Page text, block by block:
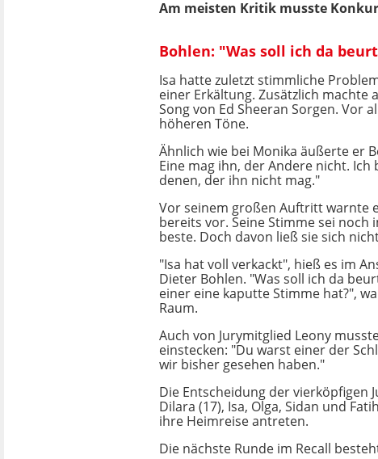
Am meisten Kritik musste
Bohlen: "Was soll ich da
Isa hatte zuletzt stimmliche
einer Erkältung. Zusätzlich machte
Song von Ed Sheeran Sorgen. Vor
höheren Töne.
Ähnlich wie bei Monika äußerte er
Eine mag ihn, der Andere nicht. Ich
denen, der ihn nicht mag."
Vor seinem großen Auftritt warnte
bereits vor. Seine Stimme sei noch
beste. Doch davon ließ sie sich
"Isa hat voll verkackt", hieß es im
Dieter Bohlen. "Was soll ich da
einer eine kaputte Stimme hat?",
Raum.
Auch von Jurymitglied Leony
einstecken: "Du warst einer der
wir bisher gesehen haben."
Die Entscheidung der vierköpfigen
Dilara (17), Isa, Olga, Sidan und
ihre Heimreise antreten.
Die nächste Runde im Recall